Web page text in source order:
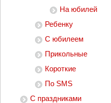
На юбилей
Ребенку
С юбилеем
Прикольные
Короткие
По SMS
С праздниками